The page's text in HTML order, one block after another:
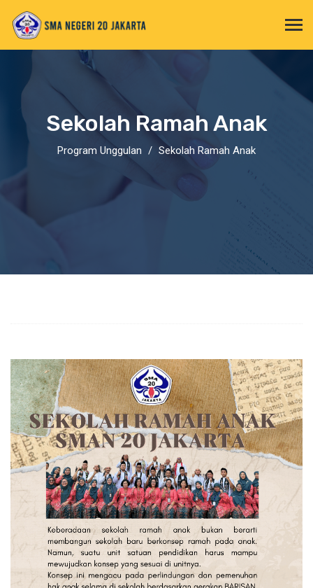
Sekolah Ramah Anak
Program Unggulan Sekolah Ramah Anak